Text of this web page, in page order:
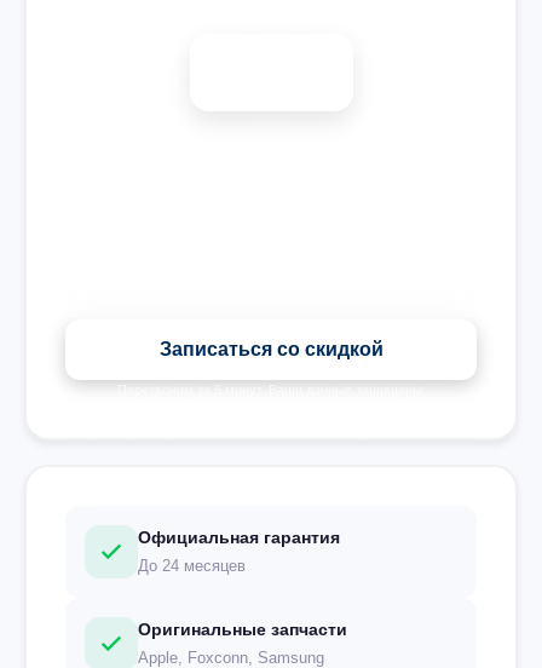
Записаться со скидкой
Перезвоним за 5 минут. Ваши данные защищены.
Официальная гарантия
До 24 месяцев
Оригинальные запчасти
Apple, Foxconn, Samsung